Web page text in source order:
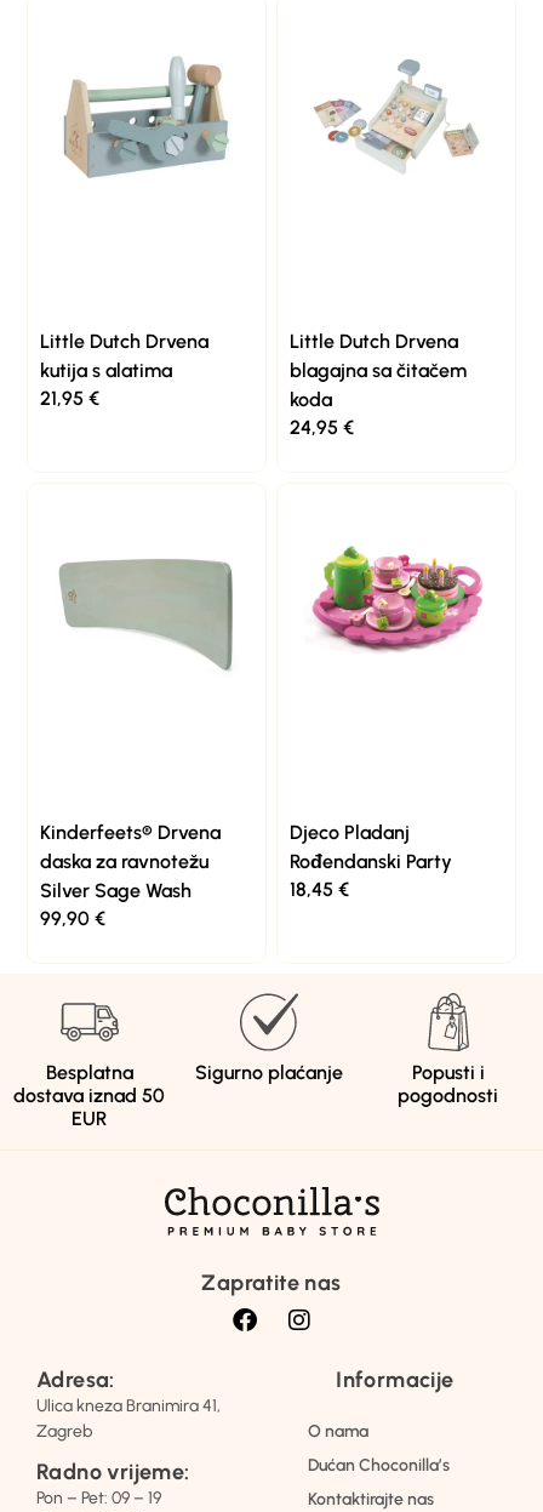
Little Dutch Drvena
kutija s alatima
21,95€
Little Dutch Drvena
blagajna sa čitačem
koda
24,95 €
Kinderfeets® Drvena
daska za ravnotežu
Silver Sage Wash
99,90€
Djeco Pladanj
Rođendanski Party
18,45 €
Besplatna
dostava iznad 50
EUR
Sigurno plaćanje
Popusti i
pogodnosti
Zapratite nas
Adresa:
Ulica kneza Branimira 41,
Zagreb
Radno vrijeme:
Pon – Pet: 09 – 19
Informacije
O nama
Dućan Choconilla’s
Kontaktirajte nas